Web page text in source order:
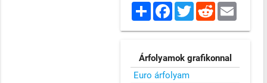
Share Facebook
TwitterReddit
Árfolyamok grafikonnal
Euro árfolyam